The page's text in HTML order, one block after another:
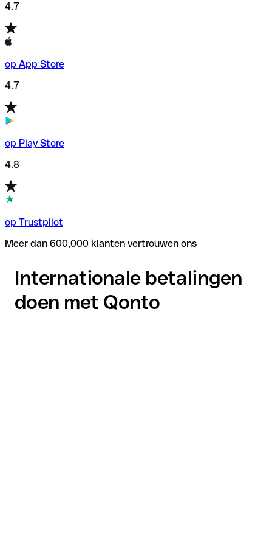
4.7
op App Store
4.7
op Play Store
4.8
op Trustpilot
Meer dan 600,000 klanten vertrouwen ons
Internationale betalingen
doen met Qonto